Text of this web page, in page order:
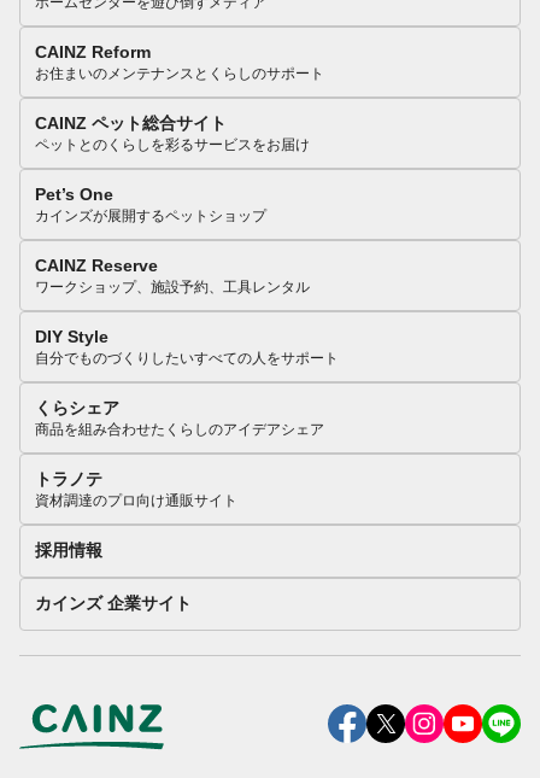
CAINZ Reform
お住まいのメンテナンスとくらしのサポート
CAINZ ペット総合サイト
ペットとのくらしを彩るサービスをお届け
Pet’s One
カインズが展開するペットショップ
CAINZ Reserve
ワークショップ、施設予約、工具レンタル
DIY Style
自分でものづくりしたいすべての人をサポート
くらシェア
商品を組み合わせたくらしのアイデアシェア
トラノテ
資材調達のプロ向け通販サイト
採用情報
カインズ 企業サイト